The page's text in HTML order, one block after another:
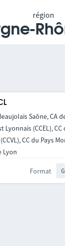
région
Saône, CA
Lyonnais (CCEL),
CC du Pays
Lyon
Format